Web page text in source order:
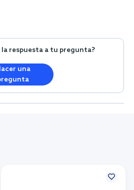
respuesta a tu pregunta?
una